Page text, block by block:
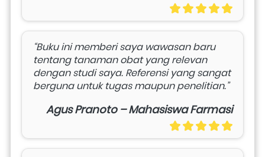
“Buku ini memberi saya wawasan baru
tentang tanaman obat yang relevan
dengan studi saya. Referensi yang sangat
berguna untuk tugas maupun penelitian.”
Agus Pranoto – Mahasiswa Farmasi